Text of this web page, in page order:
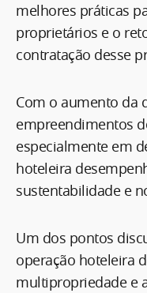
melhores práticas
proprietários e o
contratação desse
Com o aumento da
empreendimentos
especialmente em
hoteleira
sustentabilidade e
Um dos pontos
operação hoteleira
multipropriedade e